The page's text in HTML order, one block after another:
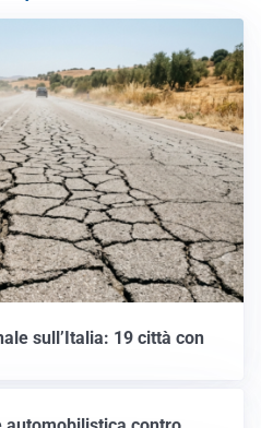
sull’Italia: 19 città con